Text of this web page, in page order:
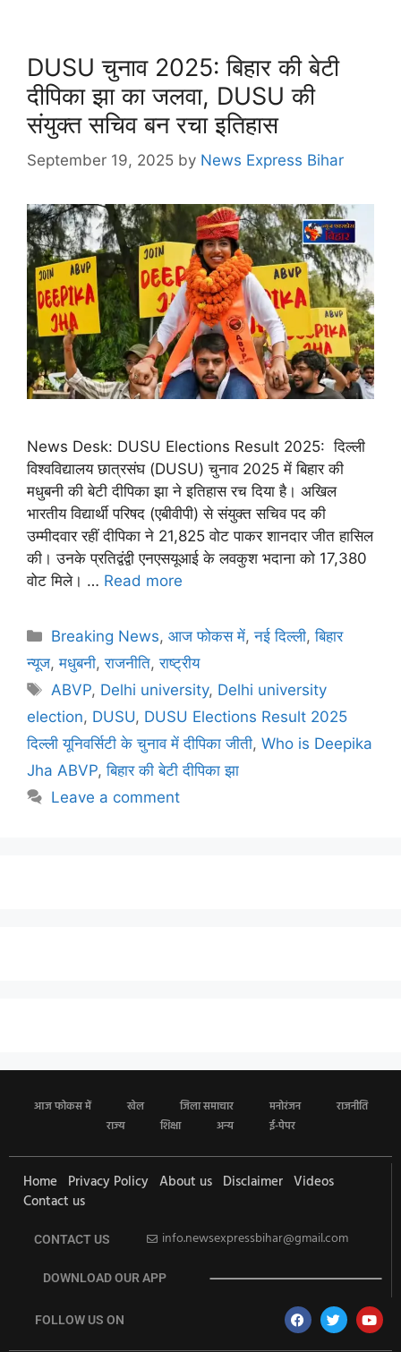
DUSU चुनाव 2025: बिहार की बेटी
दीपिका झा का जलवा, DUSU की
संयुक्त सचिव बन रचा इतिहास
September 19, 2025 by News Express Bihar
News Desk: DUSU Elections Result 2025: दिल्ली
विश्वविद्यालय छात्रसंघ (DUSU) चुनाव 2025 में बिहार की
मधुबनी की बेटी दीपिका झा ने इतिहास रच दिया है। अखिल
भारतीय विद्यार्थी परिषद (एबीवीपी) से संयुक्त सचिव पद की
उम्मीदवार रहीं दीपिका ने 21,825 वोट पाकर शानदार जीत हासिल
की। उनके प्रतिद्वंद्वी एनएसयूआई के लवकुश भदाना को 17,380
वोट मिले। … Read more
Breaking News,आज फोकस में,नई दिल्ली,बिहार
न्यूज,मधुबनी,राजनीति,राष्ट्रीय
ABVP, Delhi university, Delhi university
election, DUSU, DUSU Elections Result 2025
दिल्ली यूनिवर्सिटी के चुनाव में दीपिका जीती, Who is Deepika
Jha ABVP,बिहार की बेटी दीपिका झा
Leave a comment
आज फोकस में खेल जिला समाचार मनोरंजन
राजनीति
राज्य
शिक्षा अन्य ई-पेपर
Home Privacy Policy About us Disclaimer Videos
Contact us
CONTACT US info.newsexpressbihar@gmail.com
DOWNLOAD OUR APP
FOLLOW US ON